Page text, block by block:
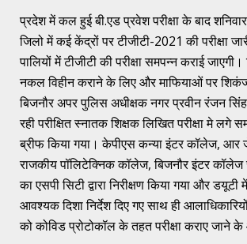
प्रदेश में कल हुई बी.एड प्रवेश परीक्षा के बाद
जिलो में कई केंद्रों पर टीजीटी-2021 की परीक्षा
पालियों में टीजीटी की परीक्षा समपन्न कराई जाएगी।
नकल विहीन कराने के लिए और माफियाओं पर
बिजनौर अपर पुलिस अधीक्षक नगर प्रवीन रंजन सिंह
रही परीक्षित स्नातक शिक्षक लिखित परीक्षा मे
ब्रीफ किया गया। केपीएस कन्या इंटर कॉलेज, आर
राजकीय पॉलिटेक्निक कॉलेज, बिजनौर इंटर कॉलेज
का एसपी सिटी द्वारा निरीक्षण किया गया और
आवश्यक दिशा निर्देश दिए गए साथ ही
को कोविड प्रोटोकॉल के तहत परीक्षा कराए जाने